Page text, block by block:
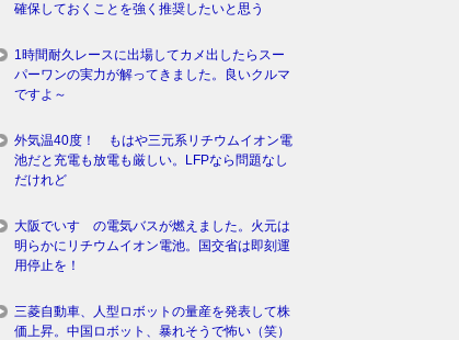
確保しておくことを強く推奨したいと思う
1時間耐久レースに出場してカメ出したらスー
パーワンの実力が解ってきました。良いクルマ
ですよ～
外気温40度！ もはや三元系リチウムイオン電
池だと充電も放電も厳しい。LFPなら問題なし
だけれど
大阪でいすゞの電気バスが燃えました。火元は
明らかにリチウムイオン電池。国交省は即刻運
用停止を！
三菱自動車、人型ロボットの量産を発表して株
価上昇。中国ロボット、暴れそうで怖い（笑）